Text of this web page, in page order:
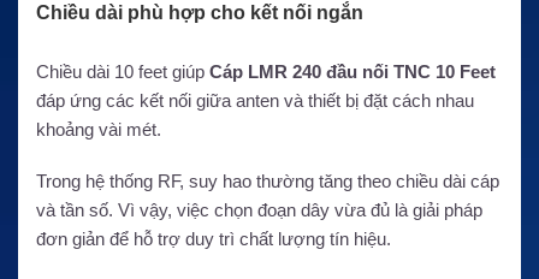
Chiều dài phù hợp cho kết nối ngắn
Chiều dài 10 feet giúp Cáp LMR 240 đầu nối TNC 10 Feet
đáp ứng các kết nối giữa anten và thiết bị đặt cách nhau
khoảng vài mét.
Trong hệ thống RF, suy hao thường tăng theo chiều dài cáp
và tần số. Vì vậy, việc chọn đoạn dây vừa đủ là giải pháp
đơn giản để hỗ trợ duy trì chất lượng tín hiệu.